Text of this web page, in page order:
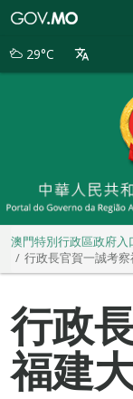
別
29°C
澳門特別行政區政府入
行政長官賀一誠考
行政
福建